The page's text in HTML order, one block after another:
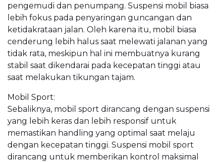
pengemudi dan penumpang. Suspensi mobil biasa
lebih fokus pada penyaringan guncangan dan
ketidakrataan jalan. Oleh karena itu, mobil biasa
cenderung lebih halus saat melewati jalanan yang
tidak rata, meskipun hal ini membuatnya kurang
stabil saat dikendarai pada kecepatan tinggi atau
saat melakukan tikungan tajam.
Mobil Sport:
Sebaliknya, mobil sport dirancang dengan suspensi
yang lebih keras dan lebih responsif untuk
memastikan handling yang optimal saat melaju
dengan kecepatan tinggi. Suspensi mobil sport
dirancang untuk memberikan kontrol maksimal